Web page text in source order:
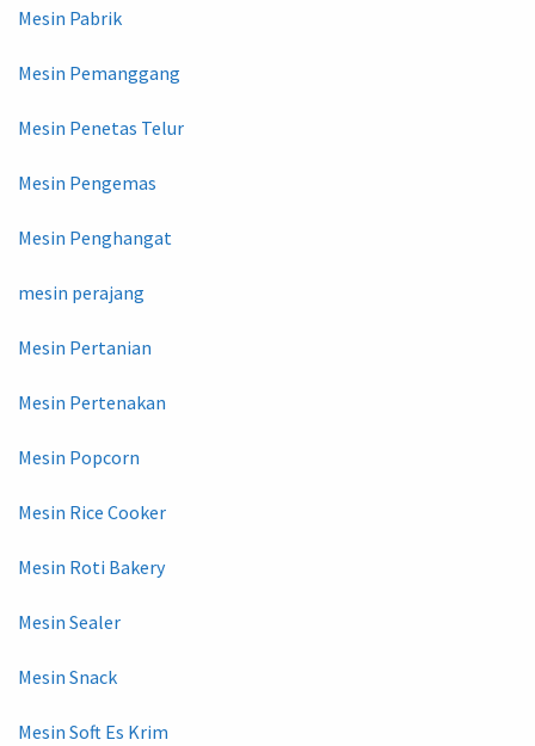
Mesin Pabrik
Mesin Pemanggang
Mesin Penetas Telur
Mesin Pengemas
Mesin Penghangat
mesin perajang
Mesin Pertanian
Mesin Pertenakan
Mesin Popcorn
Mesin Rice Cooker
Mesin Roti Bakery
Mesin Sealer
Mesin Snack
Mesin Soft Es Krim